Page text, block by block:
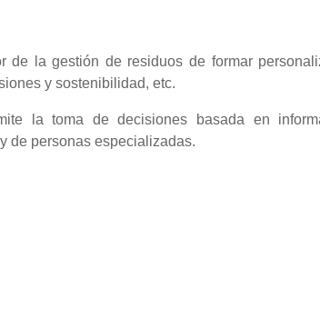
de la gestión de residuos de formar
y sostenibilidad, etc.
la toma de decisiones basada en
de personas especializadas.